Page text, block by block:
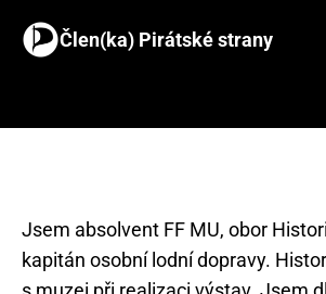
Člen(ka) Pirátské strany
Jsem absolvent FF MU, obor
kapitán osobní lodní dopravy.